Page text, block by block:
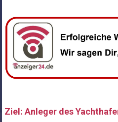
Ziel: Anleger des